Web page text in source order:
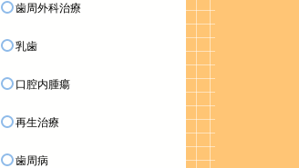
歯周外科治療
乳歯
口腔内腫瘍
再生治療
歯周病